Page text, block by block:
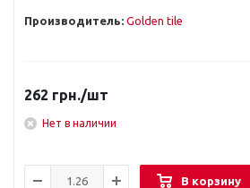
Производитель: Golden tile
262 грн./шт
Нет в наличии
В корзину